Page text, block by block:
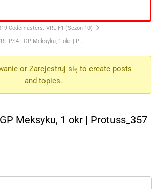
Codemasters: VRL F1 (Sezon 10)
PS4 | GP Meksyku, 1 okr | P …
or Zarejestruj się to create posts
and topics.
Meksyku, 1 okr | Protuss_357
plugin: wplink